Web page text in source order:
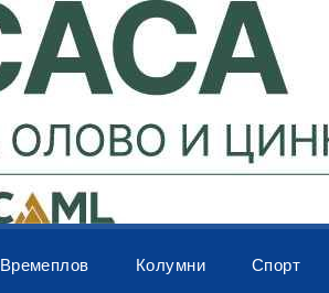
Времеплов Колумни Спорт